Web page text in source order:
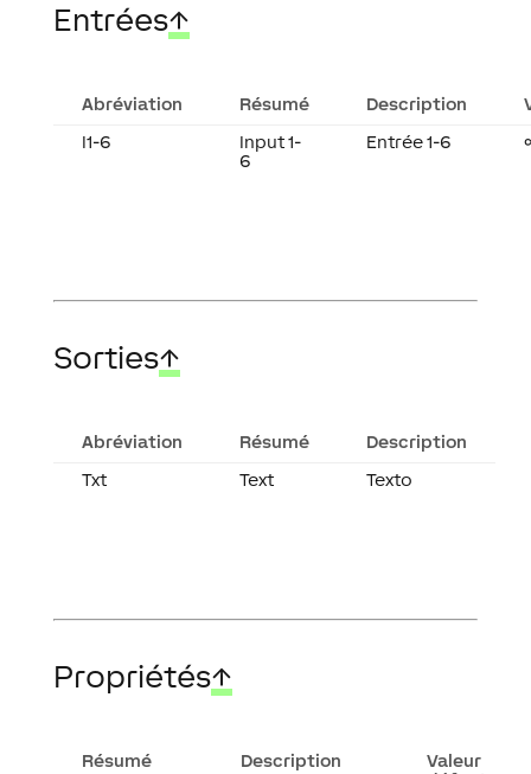
Entrées↑
Abréviation Résumé Description
I1-6
Input 1-
6
Entrée 1-6
Sorties↑
Abréviation Résumé
Description
Txt
Text Texto
Propriétés↑
Résumé Description
Valeur